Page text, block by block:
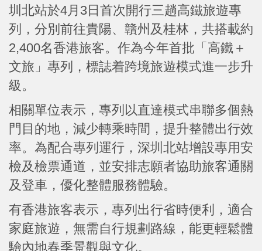
圳北站於4月3日首次開行三趟高鐵旅遊專
列，分別前往貴陽、贛州及桂林，共搭載約
2,400名香港旅客。作為今年首批「高鐵＋
文旅」專列，標誌着跨境旅遊模式進一步升
級。
相關單位表示，專列以直達模式串聯多個熱
門目的地，減少轉乘時間，提升整體出行效
率。為配合專列運行，深圳北站增設專用安
檢及檢票通道，並安排志願者協助旅客通關
及登車，優化整體服務體驗。
有香港旅客表示，專列出行省時便利，適合
家庭旅遊，無需自行規劃路線，能更輕鬆體
驗內地春季景觀與文化。